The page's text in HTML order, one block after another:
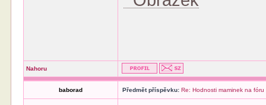
Nahoru
baborad Předmět příspěvku: Re: Hodnosti maminek na fóru